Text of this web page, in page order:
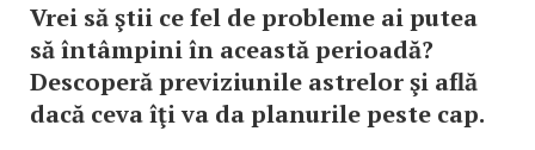
Vrei să ştii ce fel de probleme ai putea
să întâmpini în această perioadă?
Descoperă previziunile astrelor şi află
dacă ceva îţi va da planurile peste cap.